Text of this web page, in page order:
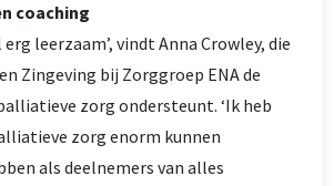
coaching
leerzaam’, vindt Anna Crowley, die
Zingeving bij Zorggroep ENA de
zorg ondersteunt. ‘Ik heb
zorg enorm kunnen
als deelnemers van alles